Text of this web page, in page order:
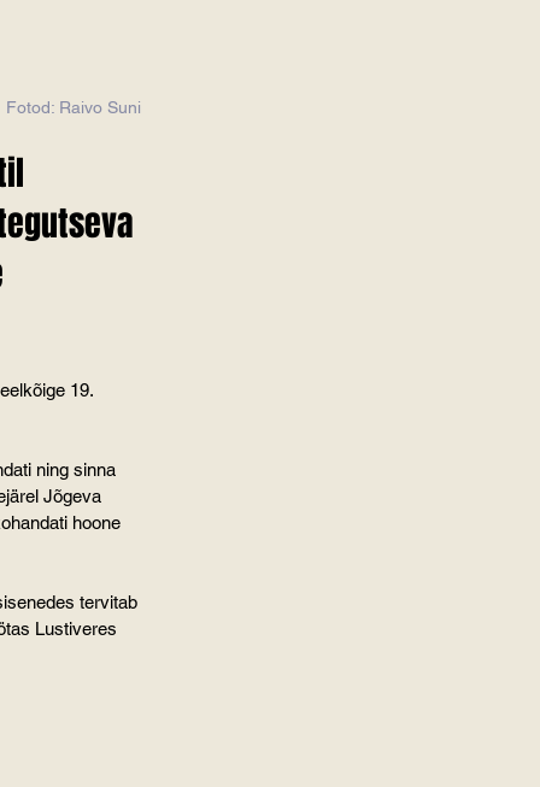
Raivo Suni
19.
ning sinna
Jõgeva
hoone
tervitab
Lustiveres